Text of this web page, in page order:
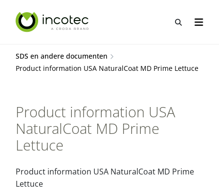
over
over
Open
Open
SDS en andere documenten
Product information USA NaturalCoat MD Prime Lettuce
Product information USA
NaturalCoat MD Prime
Lettuce
Product information USA NaturalCoat MD Prime
Lettuce